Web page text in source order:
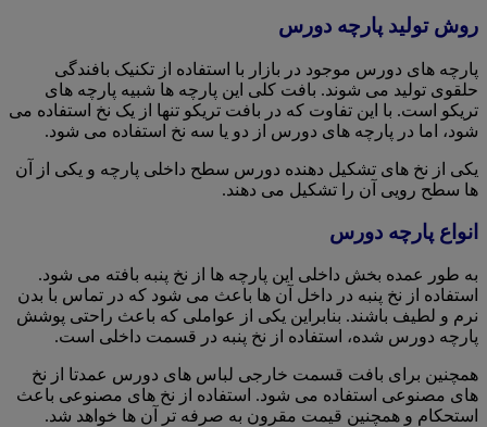
روش تولید پارچه دورس
پارچه های دورس موجود در بازار با استفاده از تکنیک بافندگی
حلقوی تولید می شوند. بافت کلی این پارچه ها شبیه پارچه های
تریکو است. با این تفاوت که در بافت تریکو تنها از یک نخ استفاده می
شود، اما در پارچه های دورس از دو یا سه نخ استفاده می شود.
یکی از نخ های تشکیل دهنده دورس سطح داخلی پارچه و یکی از آن
ها سطح رویی آن را تشکیل می دهند.
انواع پارچه دورس
به طور عمده بخش داخلی این پارچه ها از نخ پنبه بافته می شود.
استفاده از نخ پنبه در داخل آن ها باعث می شود که در تماس با بدن
نرم و لطیف باشند. بنابراین یکی از عواملی که باعث راحتی پوشش
پارچه دورس شده، استفاده از نخ پنبه در قسمت داخلی است.
همچنین برای بافت قسمت خارجی لباس های دورس عمدتا از نخ
های مصنوعی استفاده می شود. استفاده از نخ های مصنوعی باعث
استحکام و همچنین قیمت مقرون به صرفه تر آن ها خواهد شد.